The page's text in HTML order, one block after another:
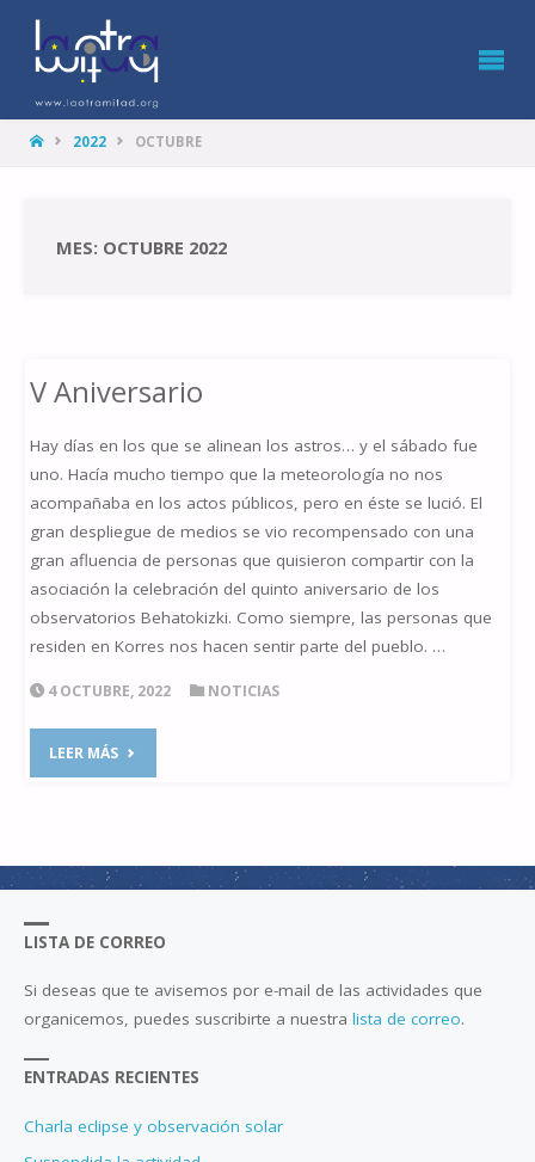
HOME2022 OCTUBRE
MES: OCTUBRE 2022
V Aniversario
Hay días en los que se alinean los astros… y el sábado fue
uno. Hacía mucho tiempo que la meteorología no nos
acompañaba en los actos públicos, pero en éste se lució. El
gran despliegue de medios se vio recompensado con una
gran afluencia de personas que quisieron compartir con la
asociación la celebración del quinto aniversario de los
observatorios Behatokizki. Como siempre, las personas que
residen en Korres nos hacen sentir parte del pueblo. …
4 OCTUBRE, 2022 NOTICIAS
LEER MÁS"V
LISTA DE CORREO
Si deseas que te avisemos por e-mail de las actividades que
organicemos, puedes suscribirte a nuestralista de correo.
ENTRADAS RECIENTES
Charla eclipse y observación solar